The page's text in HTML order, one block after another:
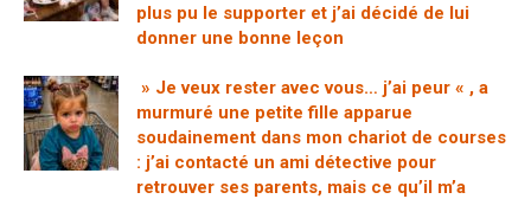
plus pu le supporter et j’ai décidé de lui
donner une bonne leçon
» Je veux rester avec vous… j’ai peur « , a
murmuré une petite fille apparue
soudainement dans mon chariot de courses
: j’ai contacté un ami détective pour
retrouver ses parents, mais ce qu’il m’a